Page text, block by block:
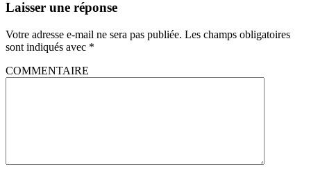
Laisser une réponse
Votre adresse e-mail ne sera pas publiée. Les champs obligatoires
sont indiqués avec *
COMMENTAIRE